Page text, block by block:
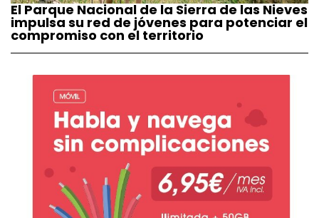
El Parque Nacional de la Sierra de las Nieves
impulsa su red de jóvenes para potenciar el
compromiso con el territorio